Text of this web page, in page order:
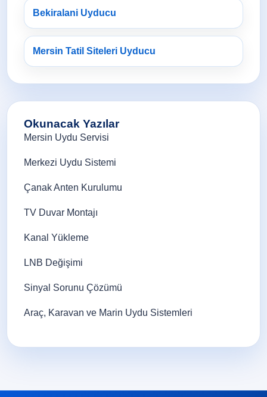
Bekiralani Uyducu
Mersin Tatil Siteleri Uyducu
Okunacak Yazılar
Mersin Uydu Servisi
Merkezi Uydu Sistemi
Çanak Anten Kurulumu
TV Duvar Montajı
Kanal Yükleme
LNB Değişimi
Sinyal Sorunu Çözümü
Araç, Karavan ve Marin Uydu Sistemleri